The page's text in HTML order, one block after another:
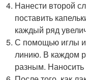
Нанести второй
поставить
каждый ряд
С помощью иглы
линию. В каждом
разным.